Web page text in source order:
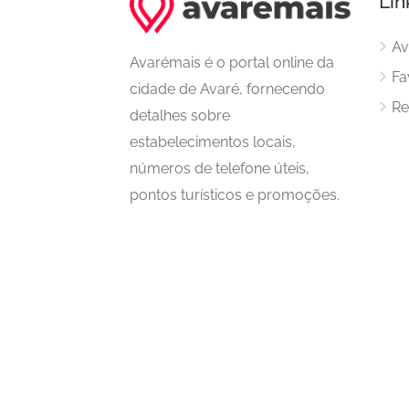
Avarémais é o portal online da
cidade de Avaré, fornecendo
detalhes sobre
estabelecimentos locais,
números de telefone úteis,
pontos turísticos e promoções.